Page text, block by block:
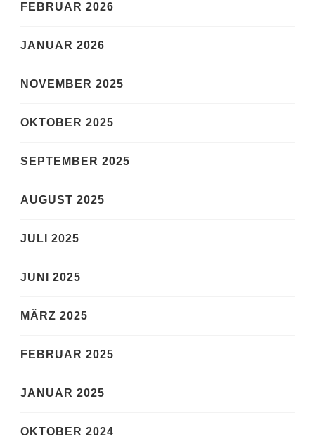
FEBRUAR 2026
JANUAR 2026
NOVEMBER 2025
OKTOBER 2025
SEPTEMBER 2025
AUGUST 2025
JULI 2025
JUNI 2025
MÄRZ 2025
FEBRUAR 2025
JANUAR 2025
OKTOBER 2024